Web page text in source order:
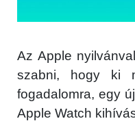
Az Apple
szabni, hogy ki
fogadalomra, egy
Apple Watch